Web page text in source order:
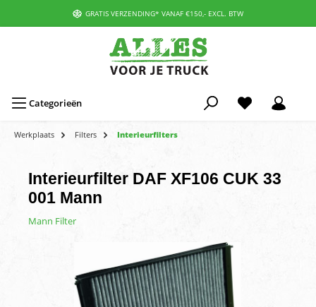
GRATIS VERZENDING* VANAF €150,- EXCL. BTW
Categorieën
Werkplaats Filters Interieurfilters
Interieurfilter DAF XF106 CUK 33
001 Mann
Mann Filter